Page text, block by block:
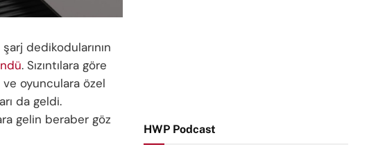
dedikodularının
. Sızıntılara göre
oyunculara özel
da geldi.
gelin beraber göz
HWP Podcast